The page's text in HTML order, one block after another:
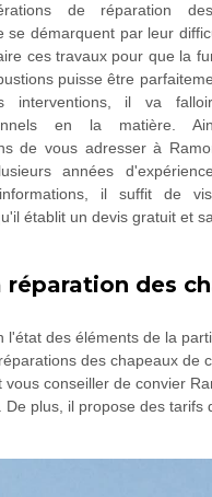
de réparation
se démarquent par leur
ces travaux pour que la
puisse être
interventions, il va
en la matière.
de vous adresser à
années
il suffit de
établit un devis gratuit et
des
des éléments de la
des chapeaux de
conseiller de convier
plus, il propose des tarifs